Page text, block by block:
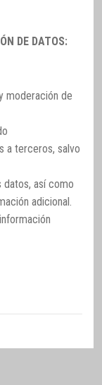
DE DATOS:
moderación de
a terceros, salvo
así como
adicional.